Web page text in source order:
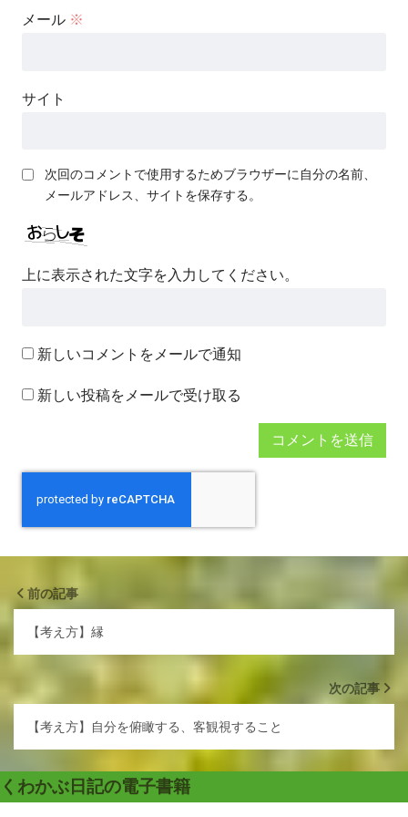
メール ※
サイト
次回のコメントで使用するためブラウザーに自分の名前、
メールアドレス、サイトを保存する。
上に表示された文字を入力してください。
新しいコメントをメールで通知
新しい投稿をメールで受け取る
前の記事
【考え方】縁
次の記事
【考え方】自分を俯瞰する、客観視すること
くわかぶ日記の電子書籍